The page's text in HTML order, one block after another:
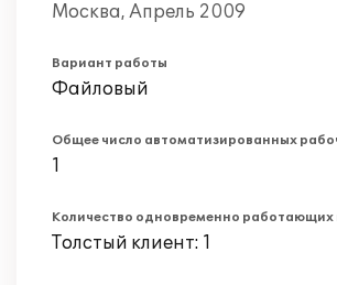
Москва, Апрель 2009
Вариант работы
Файловый
Общее число автоматизированных
1
Количество одновременно работающих
Толстый клиент: 1